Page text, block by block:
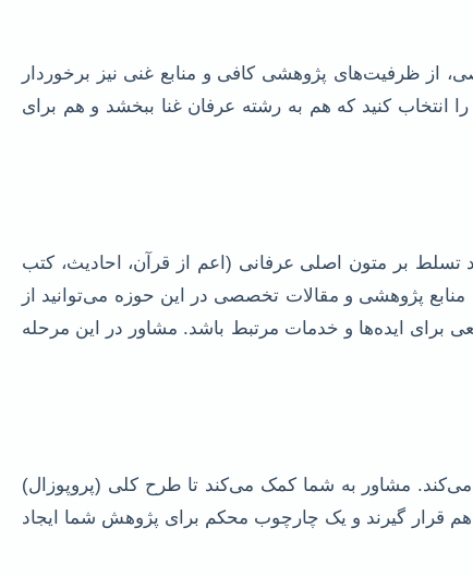
از ظرفیت‌های پژوهشی کافی و منابع غنی نیز برخوردار
کنید که هم به رشته عرفان غنا ببخشد و هم برای
تسلط بر متون اصلی عرفانی (اعم از قرآن، احادیث، کتب
پژوهشی و مقالات تخصصی در این حوزه می‌توانید از
برای ایده‌ها و خدمات مرتبط باشد. مشاور در این مرحله
مشاور به شما کمک می‌کند تا طرح کلی (پروپوزال)
قرار گیرند و یک چارچوب محکم برای پژوهش شما ایجاد